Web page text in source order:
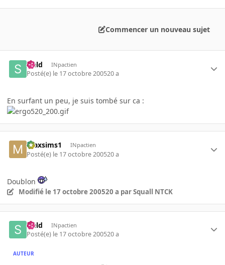
Commencer un nouveau sujet
sield INpactien
Posté(e) le 17 octobre 200520 a
En surfant un peu, je suis tombé sur ca :
maxsims1 INpactien
Posté(e) le 17 octobre 200520 a
Doublon
Modifié le 17 octobre 200520 a par Squall NTCK
sield INpactien
Posté(e) le 17 octobre 200520 a
AUTEUR